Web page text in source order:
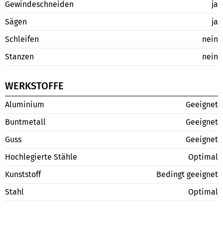
Gewindeschneiden
ja
Sägen
ja
Schleifen
nein
Stanzen
nein
WERKSTOFFE
Aluminium
Geeignet
Buntmetall
Geeignet
Guss
Geeignet
Hochlegierte Stähle
Optimal
Kunststoff
Bedingt geeignet
Stahl
Optimal